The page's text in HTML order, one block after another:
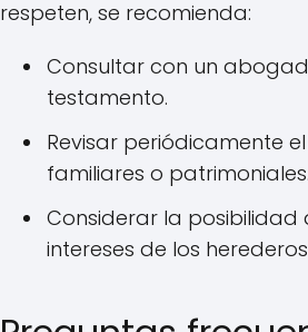
respeten, se recomienda:
Consultar con un
testamento.
Revisar periódicamente
familiares o patrimoniales.
Considerar la
intereses de los